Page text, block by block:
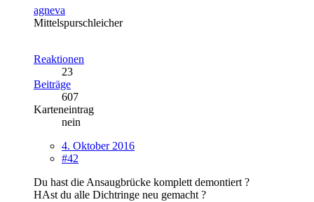
agneva
Mittelspurschleicher
Reaktionen
23
Beiträge
607
Karteneintrag
nein
4. Oktober 2016
#42
Du hast die Ansaugbrücke komplett demontiert ?
HAst du alle Dichtringe neu gemacht ?